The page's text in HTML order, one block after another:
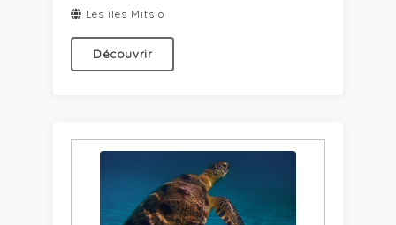
Les îles Mitsio
Découvrir